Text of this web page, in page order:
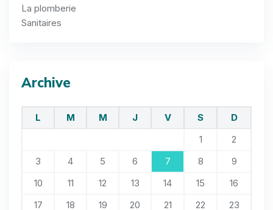
La plomberie
Sanitaires
Archive
L M M J V S
D
1
2
3
4 5 6 7 8
9
10
11 12 13 14 15
16
17
18 19 20 21 22 23